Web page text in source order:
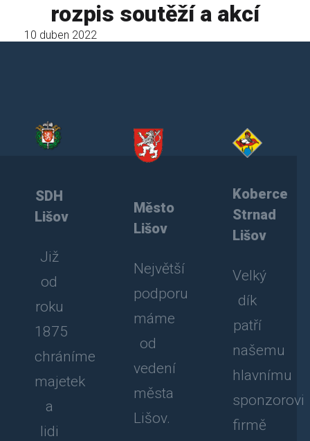
rozpis soutěží a akcí
10 duben 2022
SDH
Lišov
Již
od
roku
1875
chráníme
majetek
a
lidi
Město
Lišov
Největší
podporu
máme
od
vedení
města
Lišov.
Koberce
Strnad
Lišov
Velký
dík
patří
našemu
hlavnímu
sponzorovi
firmě